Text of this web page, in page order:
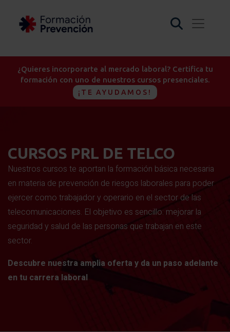
¿Quieres incorporarte al mercado laboral? Certifica tu
formación con uno de nuestros cursos presenciales.
¡TE AYUDAMOS!
CURSOS PRL DE TELCO
Nuestros cursos te aportan la formación básica necesaria
en materia de prevención de riesgos laborales para poder
ejercer como trabajador y operario en el sector de las
telecomunicaciones. El objetivo es sencillo: mejorar la
seguridad y salud de las personas que trabajan en este
sector.
Descubre nuestra amplia oferta y da un paso adelante
en tu carrera laboral